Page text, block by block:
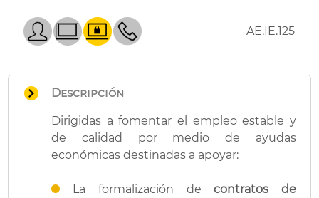
AE.IE.125
Descripción
Dirigidas a fomentar el empleo estable y
de calidad por medio de ayudas
económicas destinadas a apoyar:
La formalización decontratos de